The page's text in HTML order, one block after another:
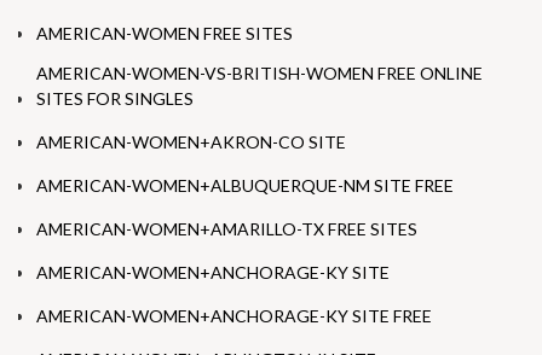
AMERICAN-WOMEN FREE SITES
AMERICAN-WOMEN-VS-BRITISH-WOMEN FREE ONLINE
SITES FOR SINGLES
AMERICAN-WOMEN+AKRON-CO SITE
AMERICAN-WOMEN+ALBUQUERQUE-NM SITE FREE
AMERICAN-WOMEN+AMARILLO-TX FREE SITES
AMERICAN-WOMEN+ANCHORAGE-KY SITE
AMERICAN-WOMEN+ANCHORAGE-KY SITE FREE